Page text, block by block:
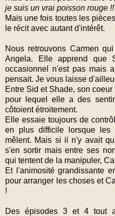
je suis un vrai poisson rouge
Mais une fois toutes les
le récit avec autant d'intérêt.
Nous retrouvons Carmen
Angela. Elle apprend que
occasionnel n'est pas mais
pensait. Je vous laisse
Entre Sid et Shade, son
pour lequel elle a des
côtoient étroitement.
Elle essaie toujours de
en plus difficile lorsque les
mêlent. Mais si il n'y avait
s'en sortir mais entre ses
qui tentent de la manipuler,
Et l'animosité grandissante
pour arranger les choses et
!
Des épisodes 3 et 4 tout